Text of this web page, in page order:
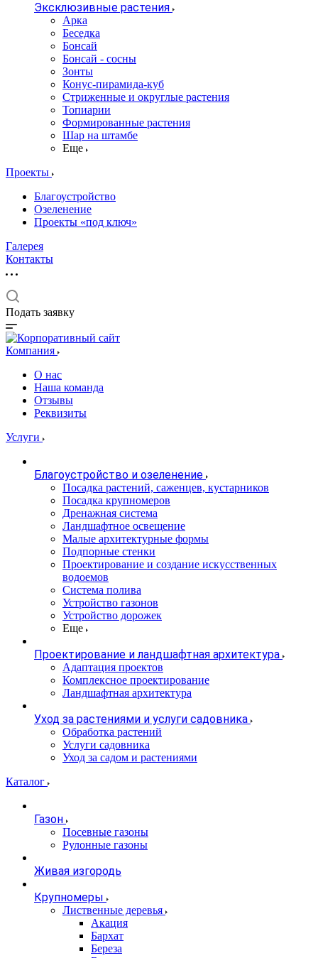
Эксклюзивные растения
Арка
Беседка
Бонсай
Бонсай - сосны
Зонты
Конус-пирамида-куб
Стриженные и округлые растения
Топиарии
Формированные растения
Шар на штамбе
Еще
Проекты
Благоустройство
Озеленение
Проекты «под ключ»
Галерея
Контакты
Подать заявку
Компания
О нас
Наша команда
Отзывы
Реквизиты
Услуги
Благоустройство и озеленение
Посадка растений, саженцев, кустарников
Посадка крупномеров
Дренажная система
Ландшафтное освещение
Малые архитектурные формы
Подпорные стенки
Проектирование и создание искусственных
водоемов
Система полива
Устройство газонов
Устройство дорожек
Еще
Проектирование и ландшафтная архитектура
Адаптация проектов
Комплексное проектирование
Ландшафтная архитектура
Уход за растениями и услуги садовника
Обработка растений
Услуги садовника
Уход за садом и растениями
Каталог
Газон
Посевные газоны
Рулонные газоны
Живая изгородь
Крупномеры
Лиственные деревья
Акация
Бархат
Береза